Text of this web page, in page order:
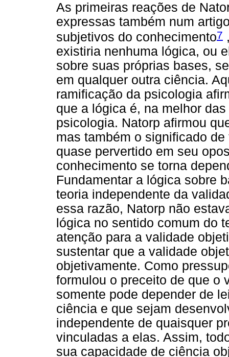
As primeiras reações de
expressas também num
subjetivos do conhecimento7
existiria nenhuma lógica, ou
sobre suas próprias bases,
em qualquer outra ciência.
ramificação da psicologia
que a lógica é, na melhor
psicologia. Natorp afirmou
mas também o significado
quase pervertido em seu
conhecimento se torna
Fundamentar a lógica sobre
teoria independente da
essa razão, Natorp não
lógica no sentido comum do
atenção para a validade
sustentar que a validade
objetivamente. Como
formulou o preceito de que o
somente pode depender de
ciência e que sejam
independente de quaisquer
vinculadas a elas. Assim,
sua capacidade de ciência